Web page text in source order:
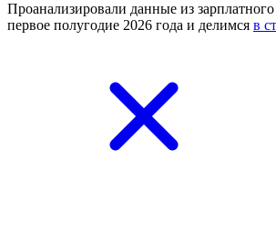
Проанализировали данные из зарплатного
первое полугодие 2026 года и делимся в